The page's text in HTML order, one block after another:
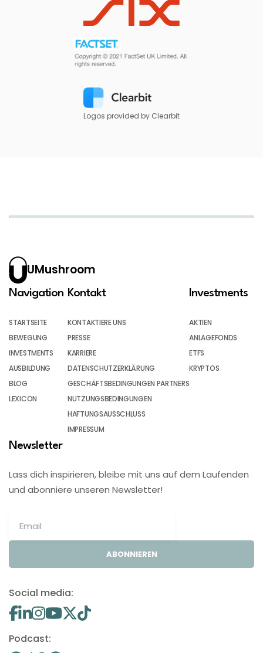
Logos provided by Clearbit
UMushroom
Navigation
STARTSEITE
BEWEGUNG
INVESTMENTS
AUSBILDUNG
BLOG
LEXICON
Kontakt
KONTAKTIERE UNS
PRESSE
KARRIERE
DATENSCHUTZERKLÄRUNG
GESCHÄFTSBEDINGUNGEN PARTNERS
NUTZUNGSBEDINGUNGEN
HAFTUNGSAUSSCHLUSS
IMPRESSUM
Investments
AKTIEN
ANLAGEFONDS
ETFS
KRYPTOS
Newsletter
Lass dich inspirieren, bleibe mit uns auf dem Laufenden
und abonniere unseren Newsletter!
ABONNIEREN
Social media:
Podcast: